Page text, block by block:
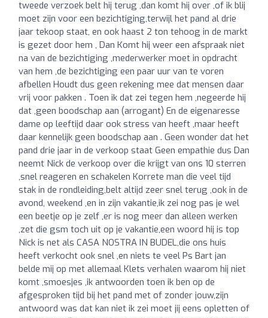
tweede verzoek belt hij terug ,dan komt hij over ,of ik blij
moet zijn voor een bezichtiging,terwijl het pand al drie
jaar tekoop staat, en ook haast 2 ton tehoog in de markt
is gezet door hem , Dan Komt hij weer een afspraak niet
na van de bezichtiging ,mederwerker moet in opdracht
van hem ,de bezichtiging een paar uur van te voren
afbellen Houdt dus geen rekening mee dat mensen daar
vrij voor pakken . Toen ik dat zei tegen hem ,negeerde hij
dat ,geen boodschap aan (arrogant) En de eigenaresse
dame op leeftijd daar ook stress van heeft ,maar heeft
daar kennelijk geen boodschap aan . Geen wonder dat het
pand drie jaar in de verkoop staat Geen empathie dus Dan
neemt Nick de verkoop over die krijgt van ons 10 sterren
,snel reageren en schakelen Korrete man die veel tijd
stak in de rondleiding,belt altijd zeer snel terug ,ook in de
avond, weekend ,en in zijn vakantie,ik zei nog pas je wel
een beetje op je zelf ,er is nog meer dan alleen werken
,zet die gsm toch uit op je vakantie,een woord hij is top
Nick is net als CASA NOSTRA IN BUDEL,die ons huis
heeft verkocht ook snel ,en niets te veel Ps Bart jan
belde mij op met allemaal Klets verhalen waarom hij niet
komt ,smoesjes ,ik antwoorden toen ik ben op de
afgesproken tijd bij het pand met of zonder jouw,zijn
antwoord was dat kan niet ik zei moet jij eens opletten of